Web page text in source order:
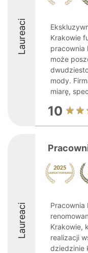
Laureaci
Krakowie
pracownia
może
mody.
miarę,
10
Laureaci
Pracownia
Krakowie,
realizacji
dziedzinie